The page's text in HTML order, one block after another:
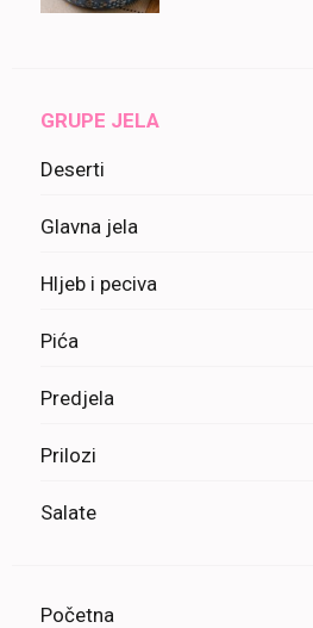
GRUPE JELA
Deserti
Glavna jela
Hljeb i peciva
Pića
Predjela
Prilozi
Salate
Početna